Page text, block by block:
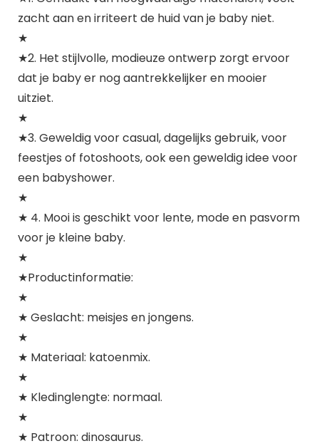
zacht aan en irriteert de huid van je baby niet.
★
★2. Het stijlvolle, modieuze ontwerp zorgt ervoor
dat je baby er nog aantrekkelijker en mooier
uitziet.
★
★3. Geweldig voor casual, dagelijks gebruik, voor
feestjes of fotoshoots, ook een geweldig idee voor
een babyshower.
★
★ 4. Mooi is geschikt voor lente, mode en pasvorm
voor je kleine baby.
★
★Productinformatie:
★
★ Geslacht: meisjes en jongens.
★
★ Materiaal: katoenmix.
★
★ Kledinglengte: normaal.
★
★ Patroon: dinosaurus.